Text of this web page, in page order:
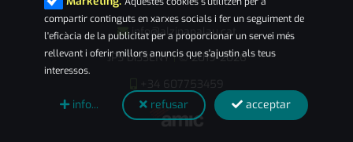
info@alzinapalau.cat
JPS DISSENY|© 2019-2026
compartir continguts en xarxes socials i fer un seguiment de
l'eficàcia de la publicitat per a proporcionar un servei més
rellevant i oferir millors anuncis que s'ajustin als teus
interessos.
info... refusar acceptar